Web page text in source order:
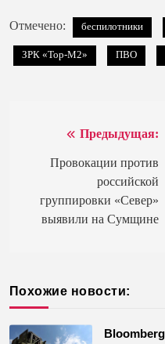
Отмечено: беспилотники
ЗРК «Тор-М2» ПВО
Навигация
записям
Предыдущая:
Провокации против
российской
группировки «Север»
выявили на Сумщине
Похожие новости: